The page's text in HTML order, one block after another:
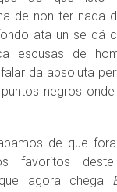
de non ter nada
ata un se dá
escusas de
da absoluta
negros
de que
favoritos
agora chega